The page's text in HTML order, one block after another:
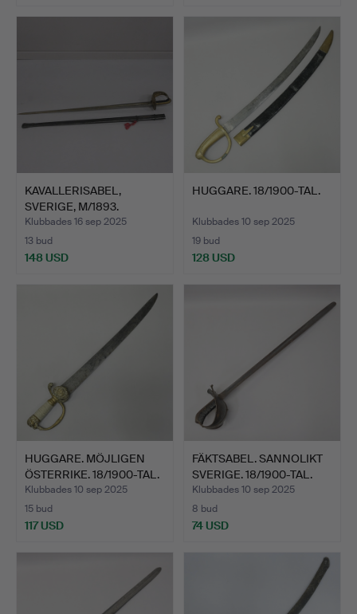
KAVALLERISABEL,
SVERIGE, M/1893.
Klubbades 16 sep 2025
13 bud
148 USD
HUGGARE. 18/1900-TAL.
Klubbades 10 sep 2025
19 bud
128 USD
HUGGARE. MÖJLIGEN
ÖSTERRIKE. 18/1900-TAL.
Klubbades 10 sep 2025
15 bud
117 USD
FÄKTSABEL. SANNOLIKT
SVERIGE. 18/1900-TAL.
Klubbades 10 sep 2025
8 bud
74 USD